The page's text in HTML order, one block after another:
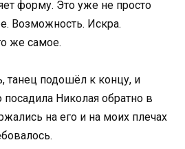
форму. Это уже не просто
Возможность. Искра.
же самое.
танец подошёл к концу, и
посадила Николая обратно в
на его и на моих плечах